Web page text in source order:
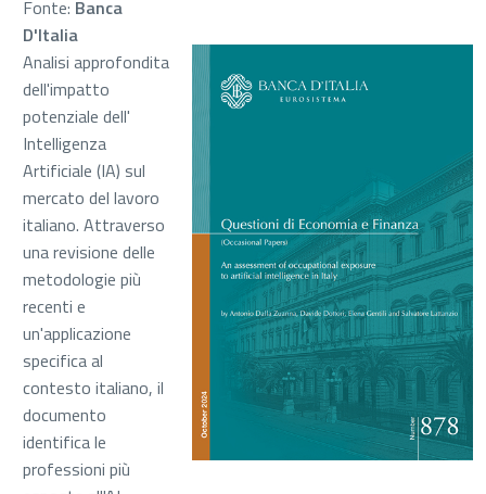
Fonte: Banca
D'Italia
Analisi approfondita
dell'impatto
potenziale dell'
Intelligenza
Artificiale (IA) sul
mercato del lavoro
italiano. Attraverso
una revisione delle
metodologie più
recenti e
un'applicazione
specifica al
contesto italiano, il
documento
identifica le
professioni più